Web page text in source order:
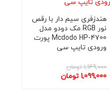
هندزفری سيم دار با رقص
نور RGB مک دودو مدل
Mcdodo HP-4700 پورت
ورودی تایپ سی
1,149,000 تومان
1,099,000 تومان